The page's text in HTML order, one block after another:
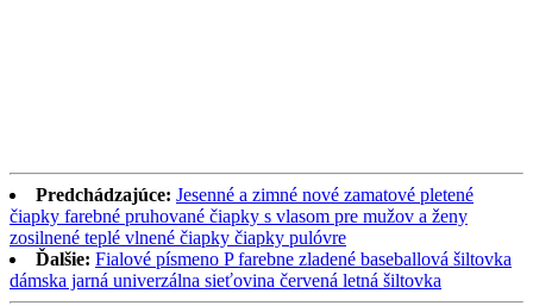
Predchádzajúce: Jesenné a zimné nové zamatové pletené
čiapky farebné pruhované čiapky s vlasom pre mužov a ženy
zosilnené teplé vlnené čiapky čiapky pulóvre
Ďalšie: Fialové písmeno P farebne zladené baseballová šiltovka
dámska jarná univerzálna sieťovina červená letná šiltovka